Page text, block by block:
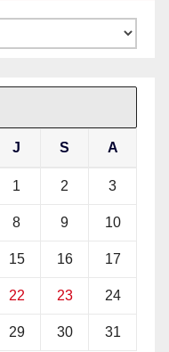
J S A
1 2 3
8 9 10
15 16 17
22 23 24
29 30 31